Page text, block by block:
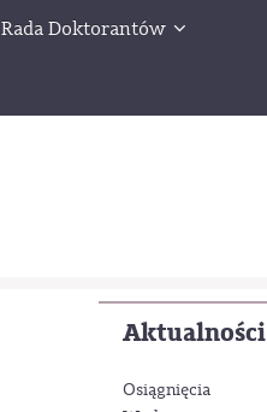
Rada Doktorantów
Aktualności
Osiągnięcia